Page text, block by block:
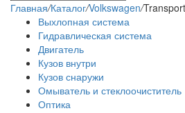
Главная/Каталог/Volkswagen/
Выхлопная система
Гидравлическая система
Двигатель
Кузов внутри
Кузов снаружи
Омыватель и стеклоочиститель
Оптика